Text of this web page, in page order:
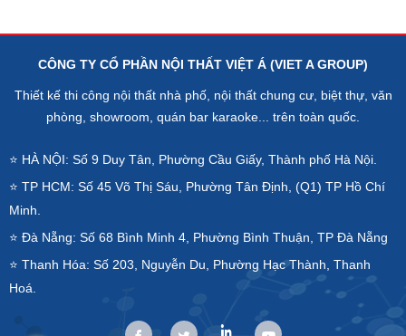
CÔNG TY CỔ PHẦN NỘI THẤT VIỆT Á (VIET A GROUP)
Thiết kế thi công nội thất nhà phố, nội thất chung cư, biệt thự, văn
phòng, showroom, quán bar karaoke... trên toàn quốc.
⭐ HÀ NỘI: Số 9 Duy Tân, Phường Cầu Giấy, Thành phố Hà Nội.
⭐ TP HCM: Số 45 Võ Thị Sáu, Phường Tân Định, (Q1) TP Hồ Chí
Minh.
⭐ Đà Nẵng: Số 68 Bình Minh 4, Phường Bình Thuận, TP Đà Nẵng
⭐ Thanh Hóa: Số 203, Nguyễn Du, Phường Hạc Thành, Thanh
Hoá.